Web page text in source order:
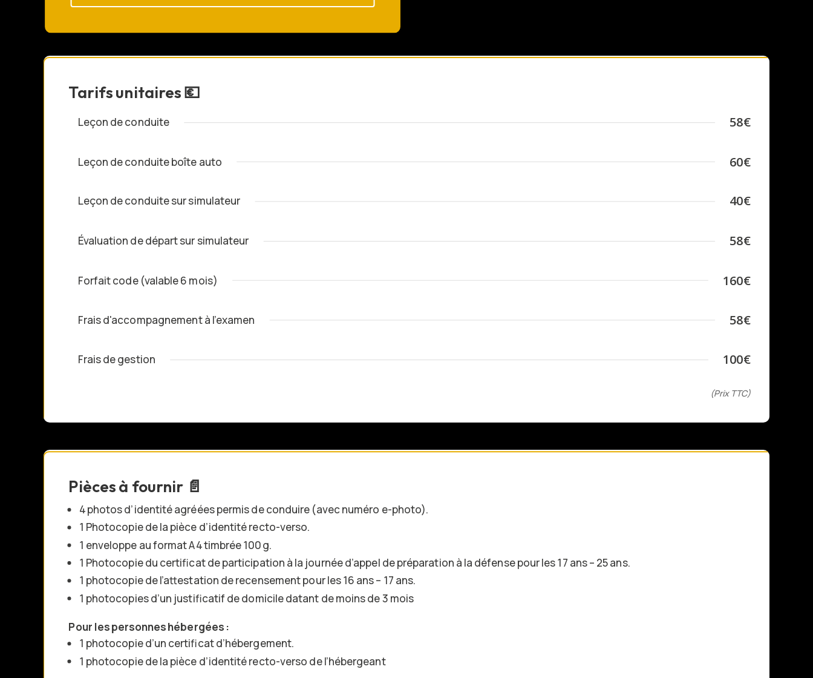
Tarifs unitaires 💶
Leçon de conduite 58€
Leçon de conduite boîte auto 60€
Leçon de conduite sur simulateur 40€
Évaluation de départ sur simulateur 58€
Forfait code (valable 6 mois) 160€
Frais d'accompagnement à l'examen 58€
Frais de gestion 100€
(Prix TTC)
Pièces à fournir 📄
4 photos d’identité agréées permis de conduire (avec numéro e-photo).
1 Photocopie de la pièce d’identité recto-verso.
1 enveloppe au format A4 timbrée 100 g.
1 Photocopie du certificat de participation à la journée d’appel de préparation à la défense pour les 17 ans – 25 ans.
1 photocopie de l’attestation de recensement pour les 16 ans – 17 ans.
1 photocopies d’un justificatif de domicile datant de moins de 3 mois
Pour les personnes hébergées :
1 photocopie d’un certificat d’hébergement.
1 photocopie de la pièce d’identité recto-verso de l’hébergeant